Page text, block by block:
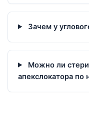
Зачем у
Можно ли
апекслокатора